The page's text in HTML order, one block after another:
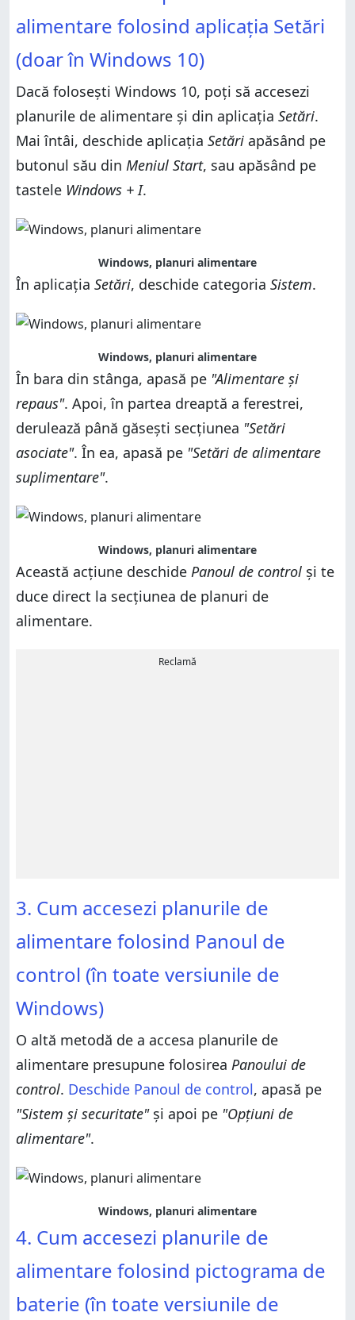
alimentare folosind aplicația Setări
(doar în Windows 10)
Dacă folosești Windows 10, poți să accesezi
planurile de alimentare și din aplicația Setări.
Mai întâi, deschide aplicația Setări apăsând pe
butonul său din Meniul Start, sau apăsând pe
tastele Windows + I.
Windows, planuri alimentare
În aplicația Setări, deschide categoria Sistem.
Windows, planuri alimentare
În bara din stânga, apasă pe "Alimentare și
repaus". Apoi, în partea dreaptă a ferestrei,
derulează până găsești secțiunea "Setări
asociate". În ea, apasă pe "Setări de alimentare
suplimentare".
Windows, planuri alimentare
Această acțiune deschide Panoul de control și te
duce direct la secțiunea de planuri de
alimentare.
Reclamă
3. Cum accesezi planurile de
alimentare folosind Panoul de
control (în toate versiunile de
Windows)
O altă metodă de a accesa planurile de
alimentare presupune folosirea Panoului de
control. Deschide Panoul de control, apasă pe
"Sistem și securitate"și apoi pe "Opțiuni de
alimentare".
Windows, planuri alimentare
4. Cum accesezi planurile de
alimentare folosind pictograma de
baterie (în toate versiunile de